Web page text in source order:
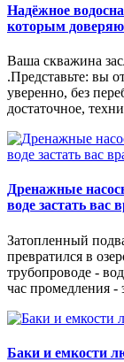
Надёжное
которым
Ваша скважина
.Представьте: вы
уверенно, без
достаточное,
Дренажные
воде застать вас
Затопленный
превратился в
трубопроводе -
час промедления -
Баки и емкости